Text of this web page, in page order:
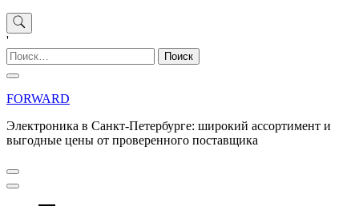
'
Найти:
FORWARD
Электроника в Санкт-Петербурге: широкий ассортимент и
выгодные цены от проверенного поставщика